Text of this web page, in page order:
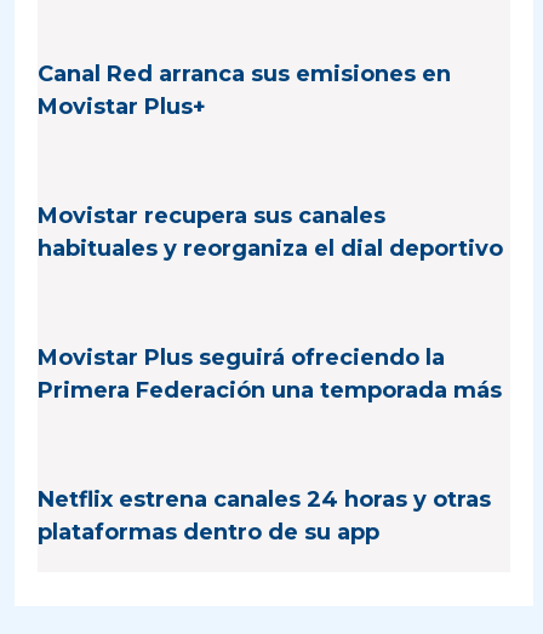
Canal Red arranca sus emisiones en
Movistar Plus+
Movistar recupera sus canales
habituales y reorganiza el dial deportivo
Movistar Plus seguirá ofreciendo la
Primera Federación una temporada más
Netflix estrena canales 24 horas y otras
plataformas dentro de su app